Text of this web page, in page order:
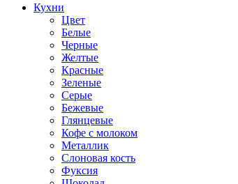
Кухни
Цвет
Белые
Черные
Желтые
Красные
Зеленые
Серые
Бежевые
Глянцевые
Кофе с молоком
Металлик
Слоновая кость
Фуксия